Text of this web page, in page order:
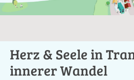
Herz & Seele in
innerer Wandel